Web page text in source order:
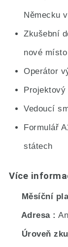
Německu
Zkušební
nové místo
Operátor
Vedoucí
Formulář
státech
Více
Měsíční
Adresa
Úroveň